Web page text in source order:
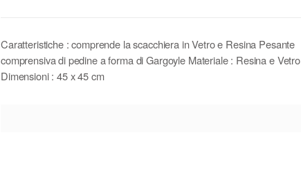
Caratteristiche : comprende la scacchiera in Vetro e Resina Pesante
comprensiva di pedine a forma di Gargoyle Materiale : Resina e Vetro
Dimensioni : 45 x 45 cm